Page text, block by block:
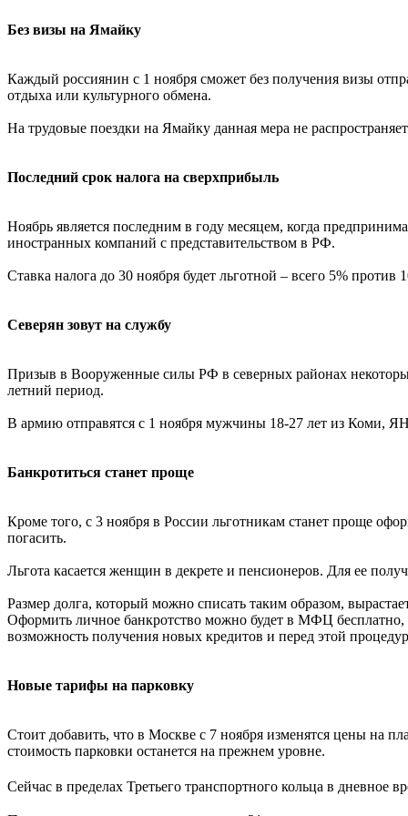
Без визы на Ямайку
Каждый россиянин с 1 ноября сможет без получения визы
отдыха или культурного обмена.
На трудовые поездки на Ямайку данная мера не
Последний срок налога на сверхприбыль
Ноябрь является последним в году месяцем, когда
иностранных компаний с представительством в РФ.
Ставка налога до 30 ноября будет льготной – всего 5% против
Северян зовут на службу
Призыв в Вооруженные силы РФ в северных районах
летний период.
В армию отправятся с 1 ноября мужчины 18-27 лет из Коми,
Банкротиться станет проще
Кроме того, с 3 ноября в России льготникам станет проще
погасить.
Льгота касается женщин в декрете и пенсионеров. Для ее
Размер долга, который можно списать таким образом,
Оформить личное банкротство можно будет в МФЦ бесплатно,
возможность получения новых кредитов и перед этой
Новые тарифы на парковку
Стоит добавить, что в Москве с 7 ноября изменятся цены на
стоимость парковки останется на прежнем уровне.
Сейчас в пределах Третьего транспортного кольца в